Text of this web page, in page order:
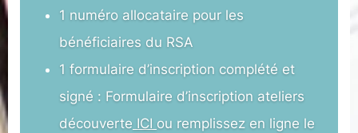
1 numéro allocataire pour les
bénéficiaires du RSA
1 formulaire d’inscription complété et
signé : Formulaire d’inscription ateliers
découverte ICI ou remplissez en ligne le